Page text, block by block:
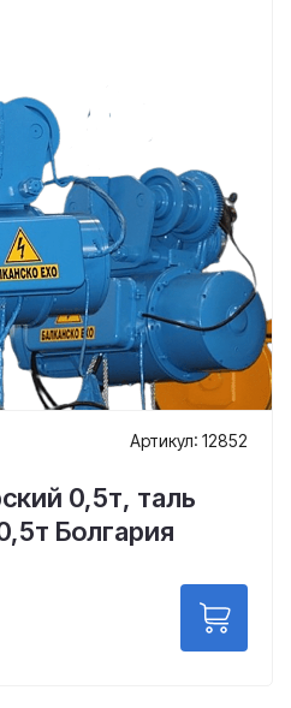
Артикул: 12852
0,5т, таль
Болгария